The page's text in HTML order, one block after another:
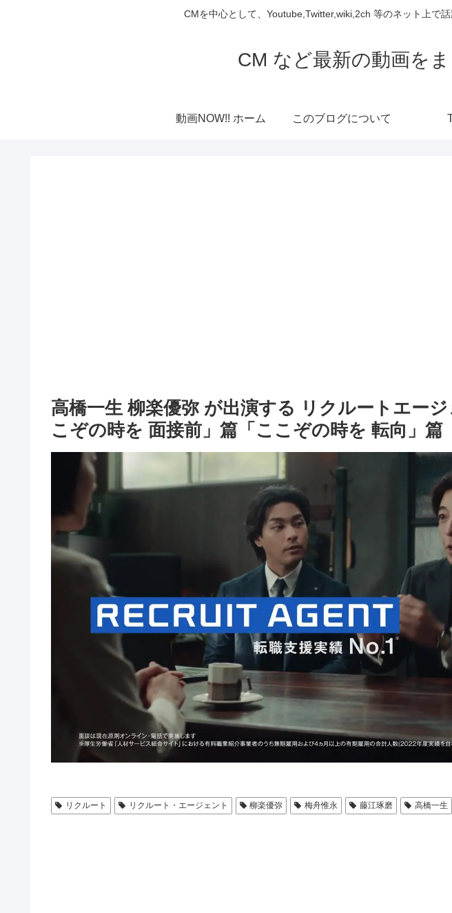
CMを中心として、Youtube,Twitter,wiki,2ch 等のネット上で
CM など最新の動画を
動画NOW!! ホーム このブログについて
高橋一生 柳楽優弥 が出演する リクルートエー
こぞの時を 面接前」篇「ここぞの時を 転向」篇
リクルート リクルート・エージェント 柳楽優弥 梅舟惟永 藤江琢磨 高橋一生